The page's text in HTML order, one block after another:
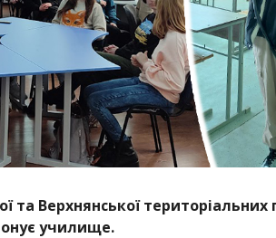
та Верхнянської
училище.